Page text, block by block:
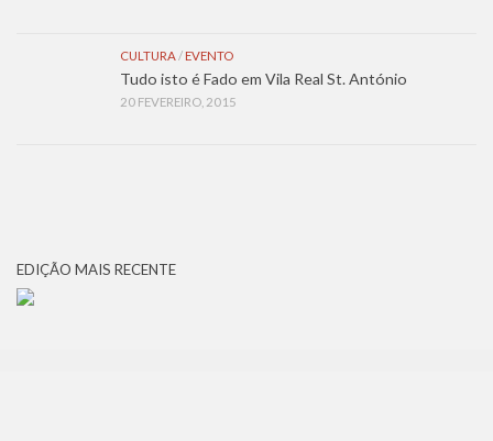
CULTURA/ EVENTO
Tudo isto é Fado em Vila Real St. António
20 FEVEREIRO, 2015
EDIÇÃO MAIS RECENTE